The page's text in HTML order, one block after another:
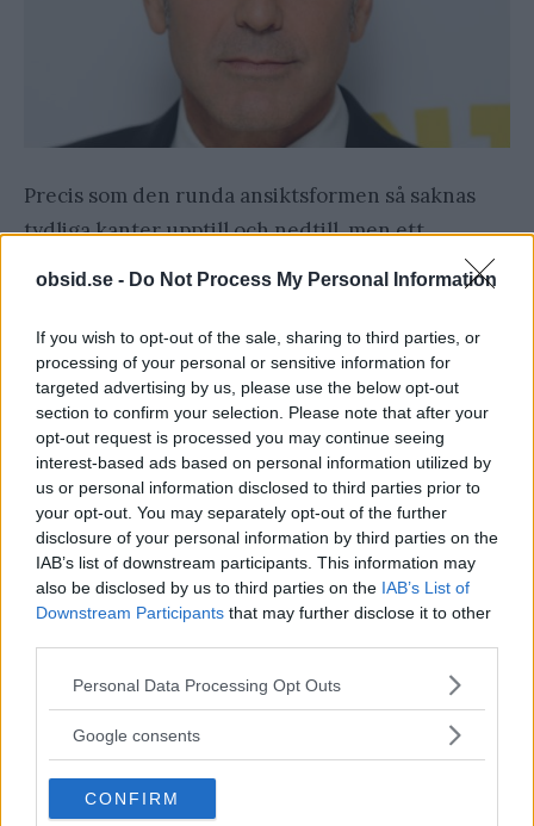
obsid.se - Do Not Process My Personal Information
If you wish to opt-out of the sale, sharing to third parties, or
processing of your personal or sensitive information for
targeted advertising by us, please use the below opt-out
section to confirm your selection. Please note that after your
opt-out request is processed you may continue seeing
interest-based ads based on personal information utilized by
us or personal information disclosed to third parties prior to
your opt-out. You may separately opt-out of the further
disclosure of your personal information by third parties on the
IAB’s list of downstream participants. This information may
also be disclosed by us to third parties on the IAB’s List of
Downstream Participants that may further disclose it to other
Please note that this website/app uses one or more Google
not limited to your visit or usage behaviour. You may click to
use your data for below specified purposes in below Google
consent section.
Personal Data Processing Opt Outs
Google consents
CONFIRM
Precis som den runda ansiktsformen så saknas
tydliga kanter upptill och nedtill, men ett
avlångt ansikte är betydligt längre än ett runt.
5: Ovalt